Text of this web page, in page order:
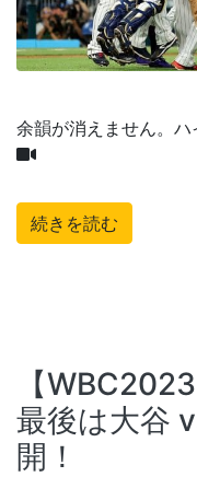
余韻が消えません。
続きを読む
【
最後は大谷
開！